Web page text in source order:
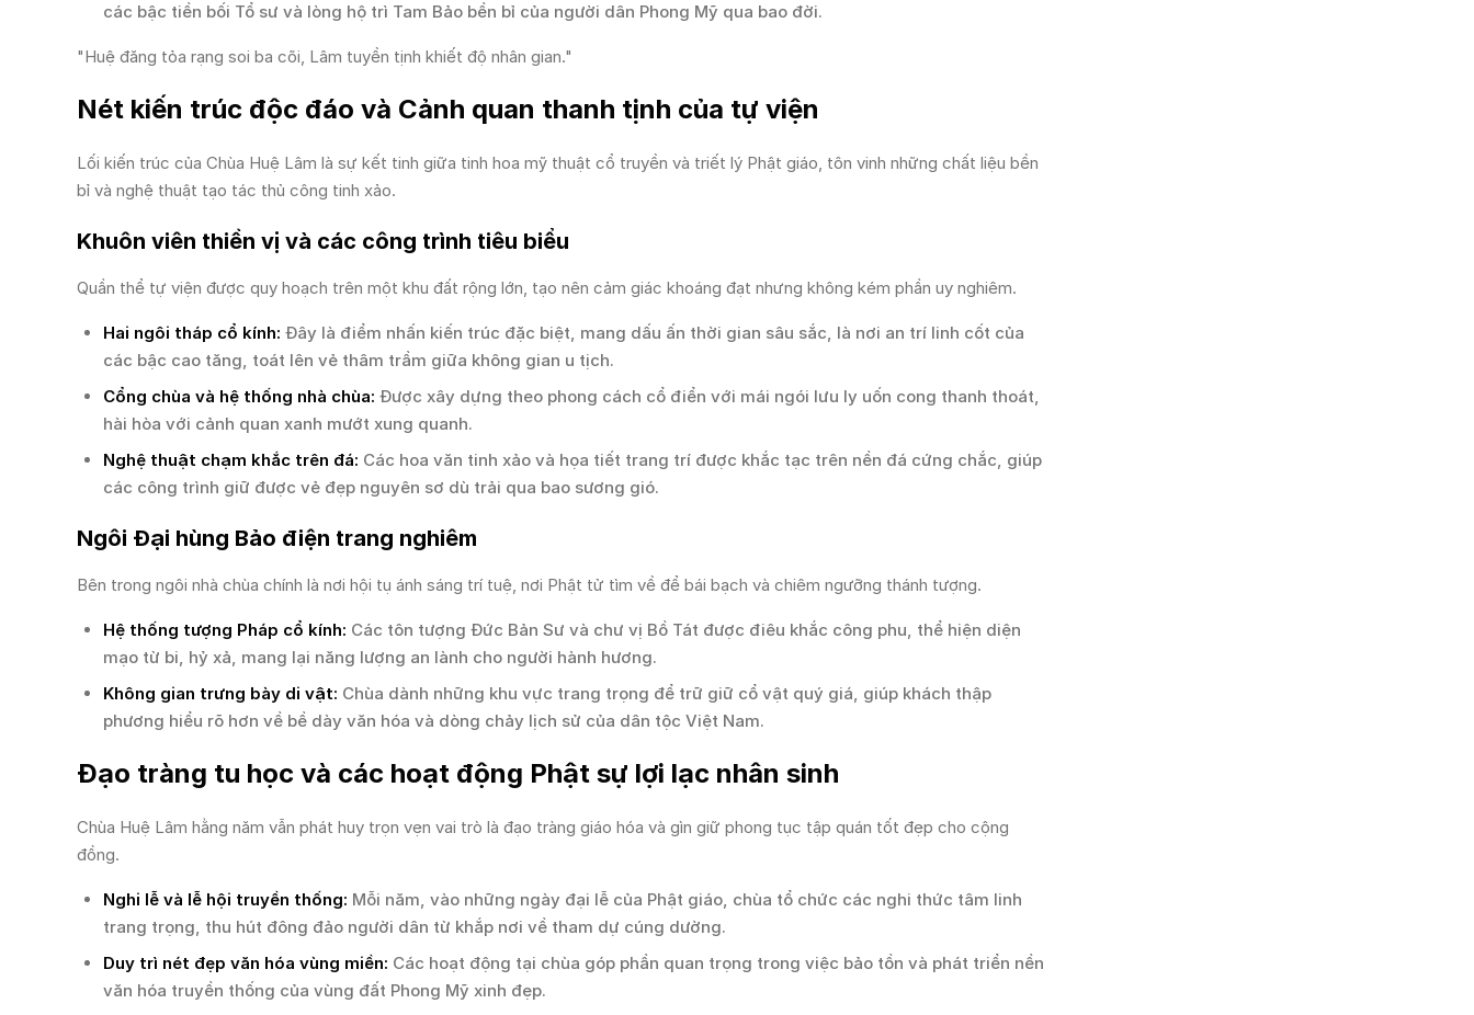
các bậc tiền bối Tổ sư và lòng hộ trì Tam Bảo bền bỉ của người dân Phong Mỹ qua bao đời.
"Huệ đăng tỏa rạng soi ba cõi, Lâm tuyền tịnh khiết độ nhân gian."
Nét kiến trúc độc đáo và Cảnh quan thanh tịnh của tự viện
Lối kiến trúc của Chùa Huệ Lâm là sự kết tinh giữa tinh hoa mỹ thuật cổ truyền và triết lý Phật giáo, tôn vinh những chất liệu bền
bỉ và nghệ thuật tạo tác thủ công tinh xảo.
Khuôn viên thiền vị và các công trình tiêu biểu
Quần thể tự viện được quy hoạch trên một khu đất rộng lớn, tạo nên cảm giác khoáng đạt nhưng không kém phần uy nghiêm.
Hai ngôi tháp cổ kính: Đây là điểm nhấn kiến trúc đặc biệt, mang dấu ấn thời gian sâu sắc, là nơi an trí linh cốt của
các bậc cao tăng, toát lên vẻ thâm trầm giữa không gian u tịch.
Cổng chùa và hệ thống nhà chùa: Được xây dựng theo phong cách cổ điển với mái ngói lưu ly uốn cong thanh thoát,
hài hòa với cảnh quan xanh mướt xung quanh.
Nghệ thuật chạm khắc trên đá: Các hoa văn tinh xảo và họa tiết trang trí được khắc tạc trên nền đá cứng chắc, giúp
các công trình giữ được vẻ đẹp nguyên sơ dù trải qua bao sương gió.
Ngôi Đại hùng Bảo điện trang nghiêm
Bên trong ngôi nhà chùa chính là nơi hội tụ ánh sáng trí tuệ, nơi Phật tử tìm về để bái bạch và chiêm ngưỡng thánh tượng.
Hệ thống tượng Pháp cổ kính: Các tôn tượng Đức Bản Sư và chư vị Bồ Tát được điêu khắc công phu, thể hiện diện
mạo từ bi, hỷ xả, mang lại năng lượng an lành cho người hành hương.
Không gian trưng bày di vật: Chùa dành những khu vực trang trọng để trữ giữ cổ vật quý giá, giúp khách thập
phương hiểu rõ hơn về bề dày văn hóa và dòng chảy lịch sử của dân tộc Việt Nam.
Đạo tràng tu học và các hoạt động Phật sự lợi lạc nhân sinh
Chùa Huệ Lâm hằng năm vẫn phát huy trọn vẹn vai trò là đạo tràng giáo hóa và gìn giữ phong tục tập quán tốt đẹp cho cộng
đồng.
Nghi lễ và lễ hội truyền thống: Mỗi năm, vào những ngày đại lễ của Phật giáo, chùa tổ chức các nghi thức tâm linh
trang trọng, thu hút đông đảo người dân từ khắp nơi về tham dự cúng dường.
Duy trì nét đẹp văn hóa vùng miền: Các hoạt động tại chùa góp phần quan trọng trong việc bảo tồn và phát triển nền
văn hóa truyền thống của vùng đất Phong Mỹ xinh đẹp.